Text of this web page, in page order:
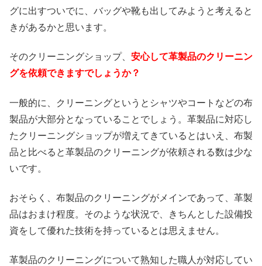
グに出すついでに、バッグや靴も出してみようと考えると
きがあるかと思います。
そのクリーニングショップ、 安心して革製品のクリーニン
グを依頼できますでしょうか？
一般的に、クリーニングというとシャツやコートなどの布
製品が大部分となっていることでしょう。革製品に対応し
たクリーニングショップが増えてきているとはいえ、布製
品と比べると革製品のクリーニングが依頼される数は少な
いです。
おそらく、布製品のクリーニングがメインであって、革製
品はおまけ程度。そのような状況で、きちんとした設備投
資をして優れた技術を持っているとは思えません。
革製品のクリーニングについて熟知した職人が対応してい